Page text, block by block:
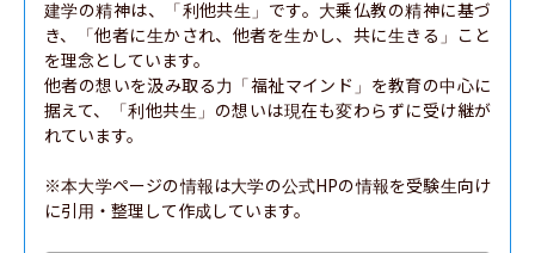
建学の精神は、「利他共生」です。大乗仏教の精神に基づ
き、「他者に生かされ、他者を生かし、共に生きる」こと
を理念としています。
他者の想いを汲み取る力「福祉マインド」を教育の中心に
据えて、「利他共生」の想いは現在も変わらずに受け継が
れています。
※本大学ページの情報は大学の公式HPの情報を受験生向け
に引用・整理して作成しています。